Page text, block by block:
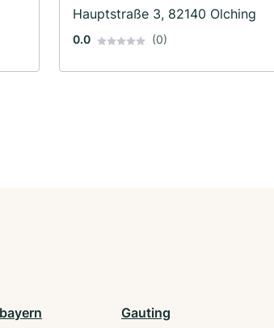
Hauptstraße 3, 82140 Olching
0.0 (0)
Gauting